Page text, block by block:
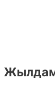
Жылдам